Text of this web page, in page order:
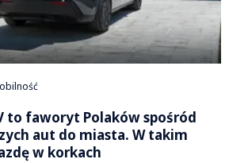
to faworyt Polaków spośród
aut do miasta. W takim
w korkach